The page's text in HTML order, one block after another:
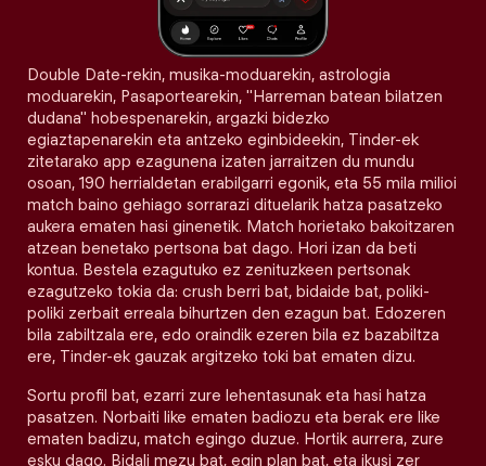
Double Date-rekin, musika-moduarekin, astrologia
moduarekin, Pasaportearekin, "Harreman batean bilatzen
dudana" hobespenarekin, argazki bidezko
egiaztapenarekin eta antzeko eginbideekin, Tinder-ek
zitetarako app ezagunena izaten jarraitzen du mundu
osoan, 190 herrialdetan erabilgarri egonik, eta 55 mila milioi
match baino gehiago sorrarazi dituelarik hatza pasatzeko
aukera ematen hasi ginenetik. Match horietako bakoitzaren
atzean benetako pertsona bat dago. Hori izan da beti
kontua. Bestela ezagutuko ez zenituzkeen pertsonak
ezagutzeko tokia da: crush berri bat, bidaide bat, poliki-
poliki zerbait erreala bihurtzen den ezagun bat. Edozeren
bila zabiltzala ere, edo oraindik ezeren bila ez bazabiltza
ere, Tinder-ek gauzak argitzeko toki bat ematen dizu.
Sortu profil bat, ezarri zure lehentasunak eta hasi hatza
pasatzen. Norbaiti like ematen badiozu eta berak ere like
ematen badizu, match egingo duzue. Hortik aurrera, zure
esku dago. Bidali mezu bat, egin plan bat, eta ikusi zer